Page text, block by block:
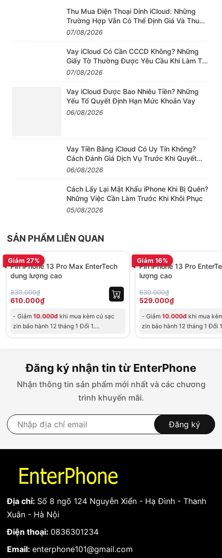
Pin iPhone 13 Pro EnterTech bảo hành 12 tháng
3. Chính sách bảo hành và đổi trả 12
tháng:
Sản phẩm được bảo hành 12 tháng (MIỄN ship 2
chiều).
bất kỳ vấn đề gì của pin.
Pin iPhone 13 Pro EnterTech là hàng cao cấp không
phải hàng đại trà bán tràn lan ngoài thị trường.
càng.
Xem những đánh giá pin của Shop.
Thu Mua Điện Thoại Dính iCloud: Những
Trường Hợp Vẫn Có Thể Định Giá Và Thu
Mua
07/08/2026
Vay iCloud Có Cần CCCD Không? Những
Giấy Tờ Thường Được Yêu Cầu Khi Làm Thủ
Tục
07/08/2026
Vay iCloud Được Bao Nhiêu Tiền? Những
Yếu Tố Quyết Định Hạn Mức Khoản Vay
06/08/2026
Vay Tiền Bằng iCloud Có Uy Tín Không?
Cách Đánh Giá Dịch Vụ Trước Khi Quyết
Định
06/08/2026
Cách Lấy Lại Mật Khẩu iPhone Khi Bị Quên?
Những Việc Cần Làm Trước Khi Khôi Phục
05/08/2026
SẢN PHẨM LIÊN QUAN
Giảm 27%
BH 12 tháng
Pin iPhone 13 Pro Max EnterTech
dung lượng cao
830.000₫
610.000₫
- Giảm 10.000đ khi mua kèm củ sạc
zin bảo hành 12 tháng 1 Đổi 1.
Giảm 16%
Pin iPhone 13 Pro
lượng cao
630.000₫
529.000₫
- Giảm 10.000đ khi mua
zin bảo hành 12 tháng 1 Đổi
Đăng ký nhận tin từ EnterPhone
Nhận thông tin sản phẩm mới nhất và các chương
trình khuyến mãi.
Đăng ký
Địa chỉ: Số 8 ngõ 124 Nguyễn Xiển - Hạ Đình - Thanh
Xuân - Hà Nội
Điện thoại: 0836301234
Email: enterphone101@gmail.com